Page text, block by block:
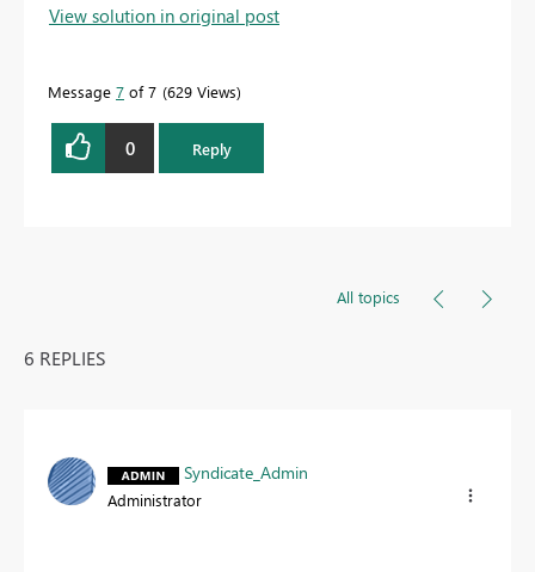
View solution in original post
Message 7 of 7 629 Views
0 Reply
All topics
6 REPLIES
Syndicate_Admin
Administrator